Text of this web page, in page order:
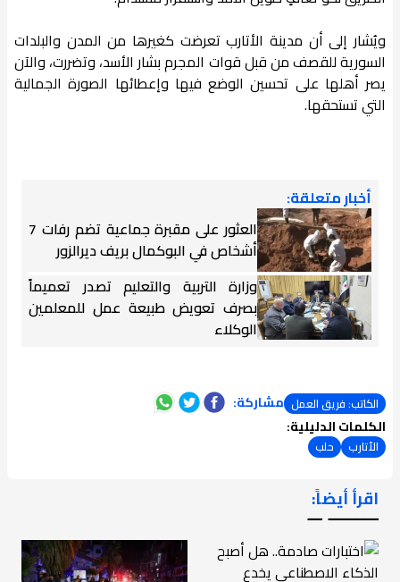
ويُشار إلى أن مدينة الأتارب تعرضت كغيرها من المدن والبلدات
السورية للقصف من قبل قوات المجرم بشار الأسد، وتضررت، والآن
يصر أهلها على تحسين الوضع فيها وإعطائها الصورة الجمالية
التي تستحقها.
أخبار متعلقة:
العثور على مقبرة جماعية تضم رفات 7
أشخاص في البوكمال بريف ديرالزور
وزارة التربية والتعليم تصدر تعميماً
بصرف تعويض طبيعة عمل للمعلمين
الوكلاء
الكاتب: فريق العمل مشاركة:
الكلمات الدليلية:
الأتارب حلب
اقرأ أيضاً:
ـــــــ ــ